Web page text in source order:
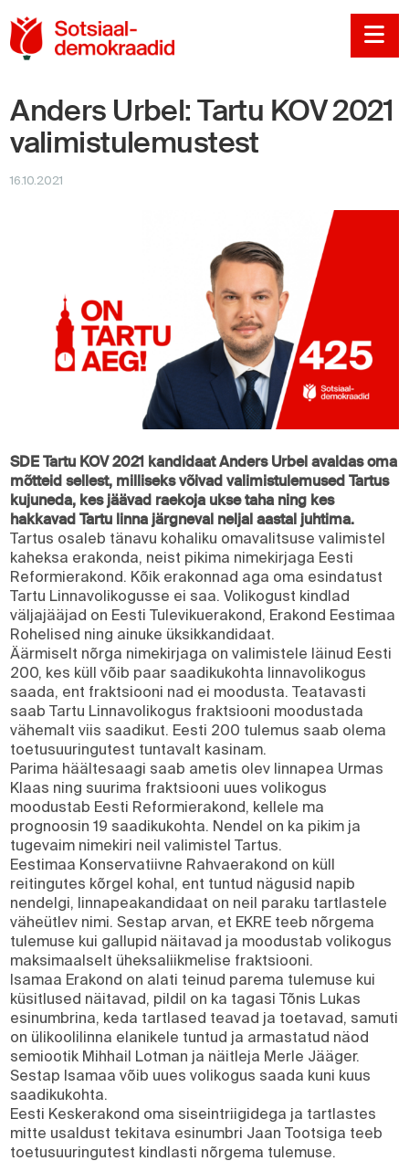
Anders Urbel: Tartu KOV 2021
valimistulemustest
16.10.2021
SDE Tartu KOV 2021 kandidaat Anders Urbel avaldas oma
mõtteid sellest, milliseks võivad valimistulemused Tartus
kujuneda, kes jäävad raekoja ukse taha ning kes
hakkavad Tartu linna järgneval neljal aastal juhtima.
Tartus osaleb tänavu kohaliku omavalitsuse valimistel
kaheksa erakonda, neist pikima nimekirjaga Eesti
Reformierakond. Kõik erakonnad aga oma esindatust
Tartu Linnavolikogusse ei saa. Volikogust kindlad
väljajääjad on Eesti Tulevikuerakond, Erakond Eestimaa
Rohelised ning ainuke üksikkandidaat.
Äärmiselt nõrga nimekirjaga on valimistele läinud Eesti
200, kes küll võib paar saadikukohta linnavolikogus
saada, ent fraktsiooni nad ei moodusta. Teatavasti
saab Tartu Linnavolikogus fraktsiooni moodustada
vähemalt viis saadikut. Eesti 200 tulemus saab olema
toetusuuringutest tuntavalt kasinam.
Parima häältesaagi saab ametis olev linnapea Urmas
Klaas ning suurima fraktsiooni uues volikogus
moodustab Eesti Reformierakond, kellele ma
prognoosin 19 saadikukohta. Nendel on ka pikim ja
tugevaim nimekiri neil valimistel Tartus.
Eestimaa Konservatiivne Rahvaerakond on küll
reitingutes kõrgel kohal, ent tuntud nägusid napib
nendelgi, linnapeakandidaat on neil paraku tartlastele
väheütlev nimi. Sestap arvan, et EKRE teeb nõrgema
tulemuse kui gallupid näitavad ja moodustab volikogus
maksimaalselt üheksaliikmelise fraktsiooni.
Isamaa Erakond on alati teinud parema tulemuse kui
küsitlused näitavad, pildil on ka tagasi Tõnis Lukas
esinumbrina, keda tartlased teavad ja toetavad, samuti
on ülikoolilinna elanikele tuntud ja armastatud näod
semiootik Mihhail Lotman ja näitleja Merle Jääger.
Sestap Isamaa võib uues volikogus saada kuni kuus
saadikukohta.
Eesti Keskerakond oma siseintriigidega ja tartlastes
mitte usaldust tekitava esinumbri Jaan Tootsiga teeb
toetusuuringutest kindlasti nõrgema tulemuse.